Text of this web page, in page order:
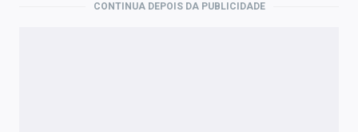
CONTINUA DEPOIS DA PUBLICIDADE